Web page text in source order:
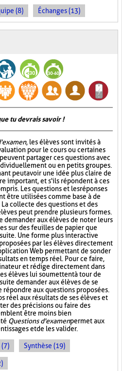
(8) Échanges (13)
tu devrais savoir !
, les élèves sont invités à
pour le cours ou certaines
partager ces questions avec
ou en petits groupes.
peut avoir une idée plus claire de
important, et s'ils répondent à ces
Les questions et les réponses
être utilisées comme base à de
collecte des questions et des
peut prendre plusieurs formes.
demander aux élèves de noter leurs
sur des feuilles de papier que
Une forme plus interactive
par les élèves directement
Web permettant de sonder
en temps réel. Pour ce faire,
et rédige directement dans
élèves lui soumettent à tour de
demander aux élèves de se
répondre aux questions proposées.
réel aux résultats de ses élèves et
des précisions ou faire des
être moins bien
Questions d'examenpermet aux
et de les valider.
Synthèse (19)